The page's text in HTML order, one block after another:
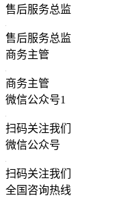
售后服务总监
售后服务总监
商务主管
商务主管
微信公众号1
扫码关注我们
微信公众号
扫码关注我们
全国咨询热线